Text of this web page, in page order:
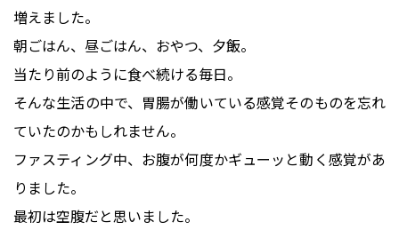
増えました。
朝ごはん、昼ごはん、おやつ、夕飯。
当たり前のように食べ続ける毎日。
そんな生活の中で、胃腸が働いている感覚そのものを忘れ
ていたのかもしれません。
ファスティング中、お腹が何度かギューッと動く感覚があ
りました。
最初は空腹だと思いました。